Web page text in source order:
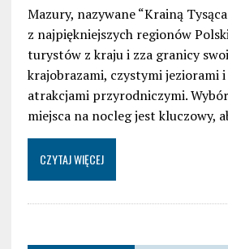
Mazury, nazywane “Krainą
z najpiękniejszych regionów
turystów z kraju i zza granicy
krajobrazami, czystymi jeziorami
atrakcjami przyrodniczymi.
miejsca na nocleg jest kluczowy,
CZYTAJ WIĘCEJ